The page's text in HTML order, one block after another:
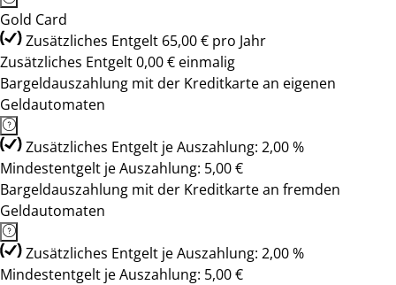
Gold Card
Zusätzliches Entgelt 65,00 € pro Jahr
Zusätzliches Entgelt 0,00 € einmalig
Bargeldauszahlung mit der Kreditkarte an eigenen
Geldautomaten
Zusätzliches Entgelt je Auszahlung: 2,00 %
Mindestentgelt je Auszahlung: 5,00 €
Bargeldauszahlung mit der Kreditkarte an fremden
Geldautomaten
Zusätzliches Entgelt je Auszahlung: 2,00 %
Mindestentgelt je Auszahlung: 5,00 €